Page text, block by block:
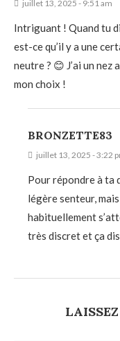
juillet 13, 2025 - 9:51 am
Intriguant ! Quand tu
est-ce qu’il y a une
neutre ? 😊 J’ai un nez
mon choix !
BRONZETTE83
juillet 13, 2025 - 3:22
Pour répondre à ta
légère senteur,
habituellement
très discret et ça